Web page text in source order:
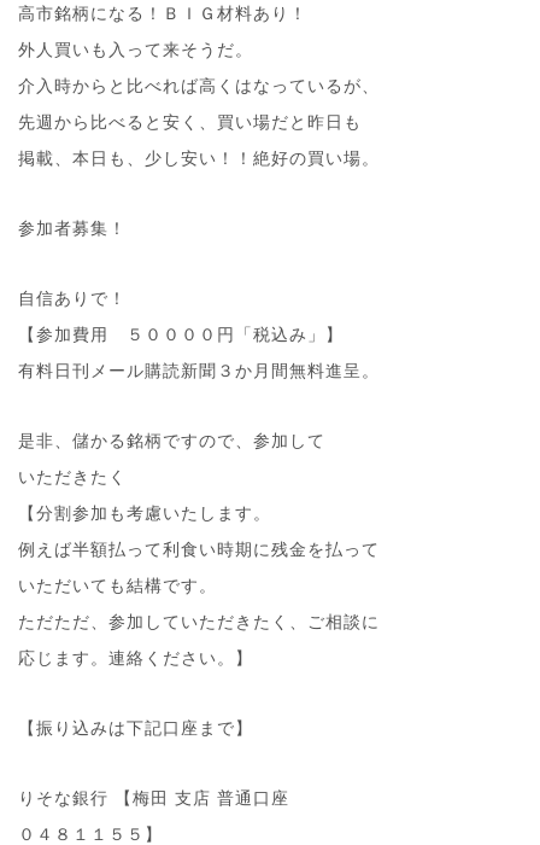
高市銘柄になる！ＢＩＧ材料あり！
外人買いも入って来そうだ。
介入時からと比べれば高くはなっているが、
先週から比べると安く、買い場だと昨日も
掲載、本日も、少し安い！！絶好の買い場。
参加者募集！
自信ありで！
【参加費用 ５００００円「税込み」】
有料日刊メール購読新聞３か月間無料進呈。
是非、儲かる銘柄ですので、参加して
いただきたく
【分割参加も考慮いたします。
例えば半額払って利食い時期に残金を払って
いただいても結構です。
ただただ、参加していただきたく、ご相談に
応じます。連絡ください。】
【振り込みは下記口座まで】
りそな銀行 【梅田 支店 普通口座
０４８１１５５】